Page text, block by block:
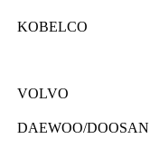
KOBELCO
VOLVO
DAEWOO/DOOSAN